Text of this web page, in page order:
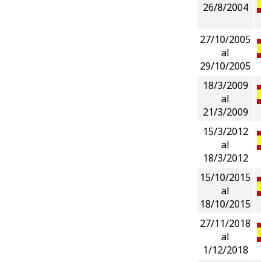
26/8/2004
27/10/2005
al
29/10/2005
18/3/2009
al
21/3/2009
15/3/2012
al
18/3/2012
15/10/2015
al
18/10/2015
27/11/2018
al
1/12/2018